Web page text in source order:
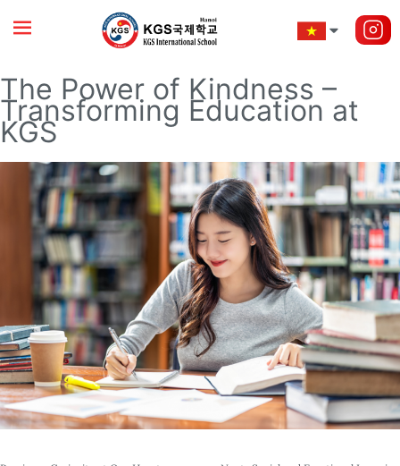
The Power of Kindness –
Transforming Education at
KGS